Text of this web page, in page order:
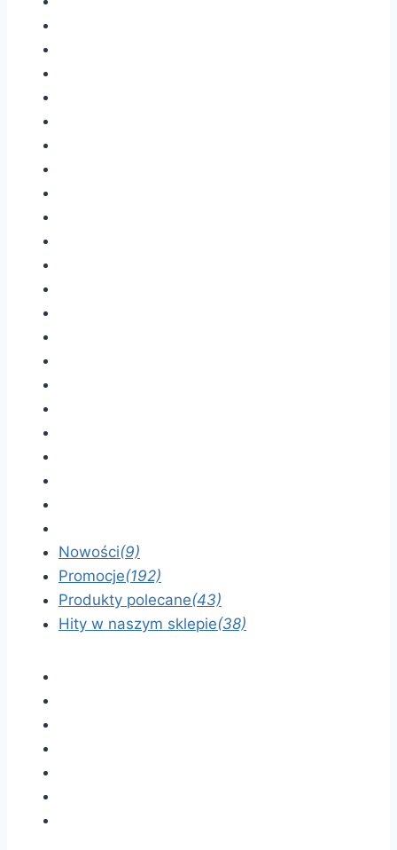
Nowości(9)
Promocje(192)
Produkty polecane(43)
Hity w naszym sklepie(38)